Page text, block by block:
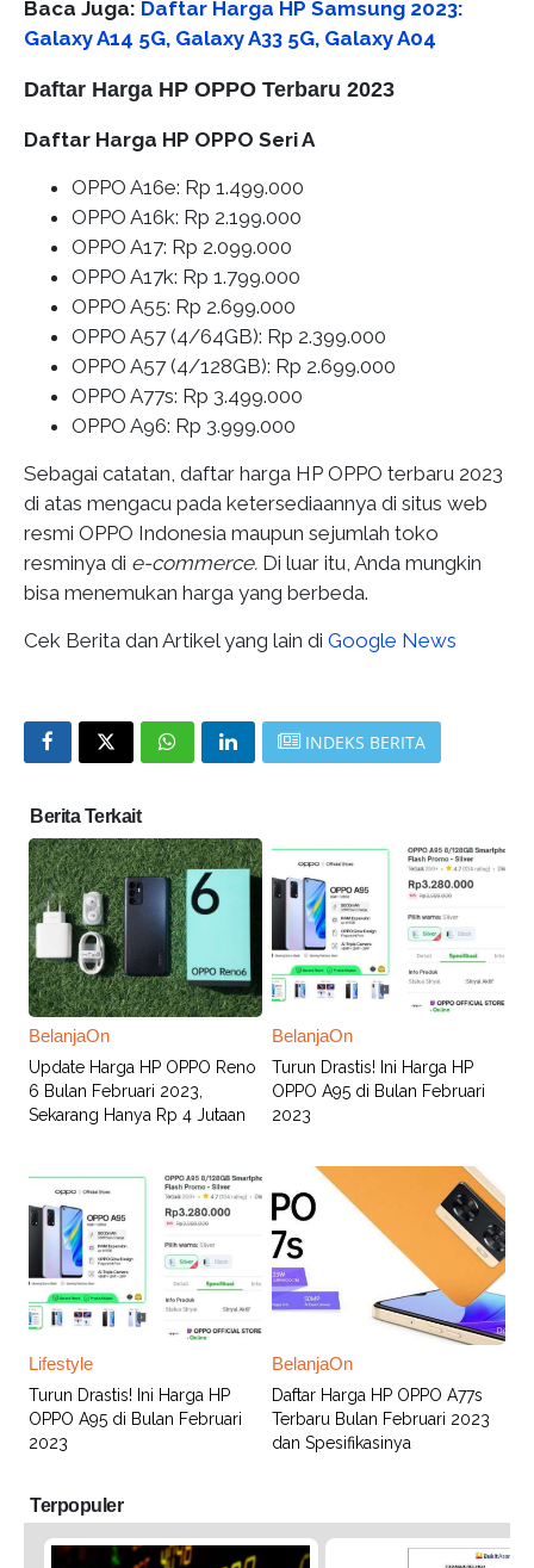
Baca Juga: Daftar Harga HP Samsung 2023:
Galaxy A14 5G, Galaxy A33 5G, Galaxy A04
Daftar Harga HP OPPO Terbaru 2023
Daftar Harga HP OPPO Seri A
OPPO A16e: Rp 1.499.000
OPPO A16k: Rp 2.199.000
OPPO A17: Rp 2.099.000
OPPO A17k: Rp 1.799.000
OPPO A55: Rp 2.699.000
OPPO A57 (4/64GB): Rp 2.399.000
OPPO A57 (4/128GB): Rp 2.699.000
OPPO A77s: Rp 3.499.000
OPPO A96: Rp 3.999.000
Sebagai catatan, daftar harga HP OPPO terbaru 2023
di atas mengacu pada ketersediaannya di situs web
resmi OPPO Indonesia maupun sejumlah toko
resminya di e-commerce. Di luar itu, Anda mungkin
bisa menemukan harga yang berbeda.
Cek Berita dan Artikel yang lain di Google News
INDEKS BERITA
Berita Terkait
BelanjaOn
Update Harga HP OPPO Reno
6 Bulan Februari 2023,
Sekarang Hanya Rp 4 Jutaan
BelanjaOn
Turun Drastis! Ini Harga HP
OPPO A95 di Bulan Februari
2023
Lifestyle
Turun Drastis! Ini Harga HP
OPPO A95 di Bulan Februari
2023
BelanjaOn
Daftar Harga HP OPPO A77s
Terbaru Bulan Februari 2023
dan Spesifikasinya
Terpopuler